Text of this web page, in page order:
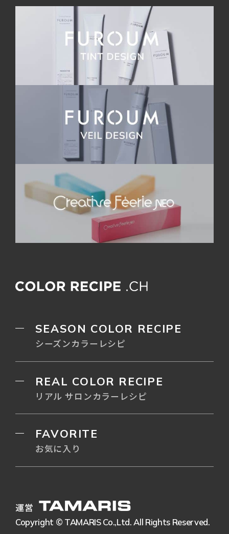
SEASON COLOR RECIPE
シーズンカラーレシピ
REAL COLOR RECIPE
リアル サロンカラーレシピ
FAVORITE
お気に入り
運営
Copyright © TAMARIS Co.,Ltd. All Rights Reserved.